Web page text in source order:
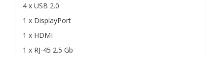
4 x USB 2.0
1 x DisplayPort
1 x HDMI
1 x RJ-45 2.5 Gb